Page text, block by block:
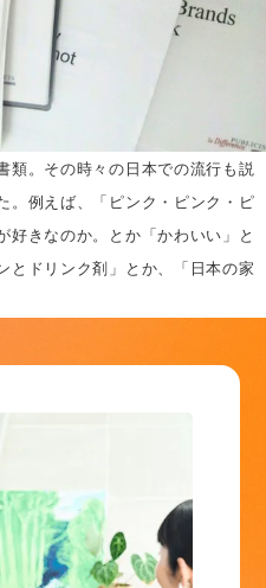
。その時々の日本での流行も説
。例えば、「ピンク・ピンク・ピ
好きなのか。とか「かわいい」と
とドリンク剤」とか、「日本の家